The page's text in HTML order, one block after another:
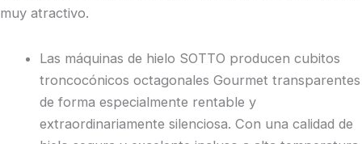
muy atractivo.
Las máquinas de hielo SOTTO producen cubitos
troncocónicos octagonales Gourmet transparentes
de forma especialmente rentable y
extraordinariamente silenciosa. Con una calidad de